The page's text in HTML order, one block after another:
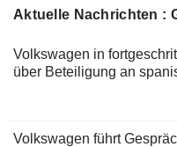
Aktuelle Nachrichten :
Volkswagen in
über Beteiligung an
Volkswagen führt